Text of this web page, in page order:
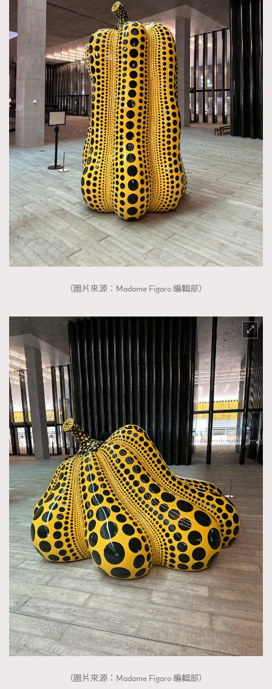
（圖片來源：Madame Figaro 編輯部）
（圖片來源：Madame Figaro 編輯部）